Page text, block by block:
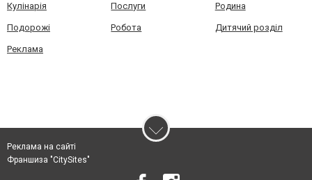
Кулінарія Послуги Родина
Подорожі Робота Дитячий розділ
Реклама
Реклама на сайті
Франшиза "CitySites"